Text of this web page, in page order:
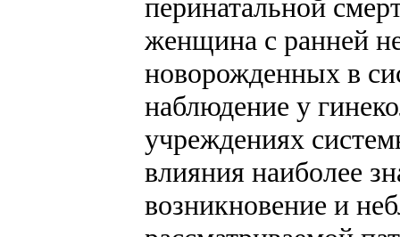
перинатальной
женщина с ранней
новорожденных в
наблюдение у
учреждениях
влияния наиболее
возникновение и